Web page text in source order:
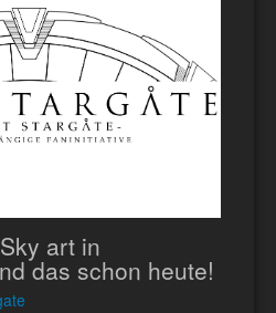
art in
das schon heute!